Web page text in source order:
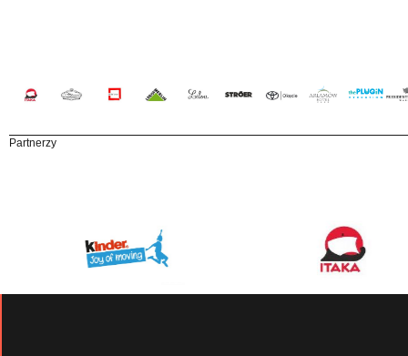
Partnerzy